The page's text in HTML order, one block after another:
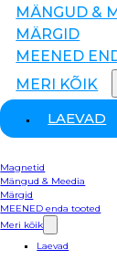
MÄNGUD &
MÄRGID
MEENED
MERI KÕIK
LAEVAD
Magnetid
Mängud & Meedia
Märgid
MEENED enda tooted
Meri kõik
Laevad